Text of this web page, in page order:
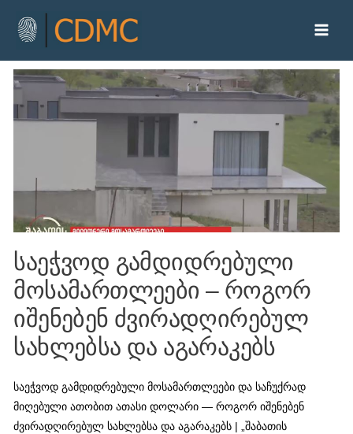
საეჭვოდ გამდიდრებული
მოსამართლეები – როგორ
იშენებენ ძვირადღირებულ
სახლებსა და აგარაკებს
საეჭვოდ გამდიდრებული მოსამართლეები და საჩუქრად
მიღებული ათობით ათასი დოლარი — როგორ იშენებენ
ძვირადღირებულ სახლებსა და აგარაკებს | „შაბათის